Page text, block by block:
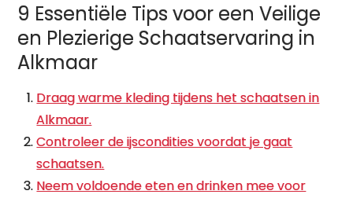
9 Essentiële Tips voor een Veilige
en Plezierige Schaatservaring in
Alkmaar
Draag warme kleding tijdens het schaatsen in
Alkmaar.
Controleer de ijscondities voordat je gaat
schaatsen.
Neem voldoende eten en drinken mee voor